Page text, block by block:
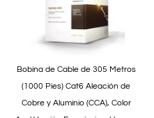
Bobina de Cable de 305 Metros
(1000 Pies) Cat6 Aleación de
Cobre y Aluminio (CCA), Color